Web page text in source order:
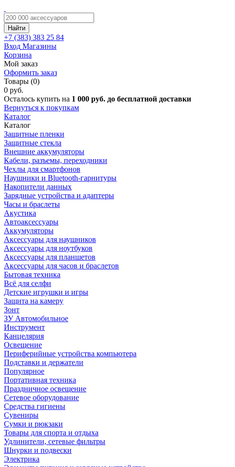
Найти
+7 (383) 383 25 84
Вход Магазины
Корзина
Мой заказ
Оформить заказ
Товары (0)
0 руб.
Осталось купить на 1 000 руб. до бесплатной доставки
Вернуться к покупкам
Каталог
Каталог
Защитные пленки
Защитные стекла
Внешние аккумуляторы
Кабели, разъемы, переходники
Чехлы для смартфонов
Наушники и Bluetooth-гарнитуры
Накопители данных
Зарядные устройства и адаптеры
Часы и браслеты
Акустика
Автоаксессуары
Аккумуляторы
Аксессуары для наушников
Аксессуары для ноутбуков
Аксессуары для планшетов
Аксессуары для часов и браслетов
Бытовая техника
Всё для селфи
Детские игрушки и игры
Защита на камеру
Зонт
ЗУ Автомобильное
Инструмент
Канцелярия
Освещение
Периферийные устройства компьютера
Подставки и держатели
Популярное
Портативная техника
Праздничное освещение
Сетевое оборудование
Средства гигиены
Сувениры
Сумки и рюкзаки
Товары для спорта и отдыха
Удлинители, сетевые фильтры
Шнурки и подвески
Электрика